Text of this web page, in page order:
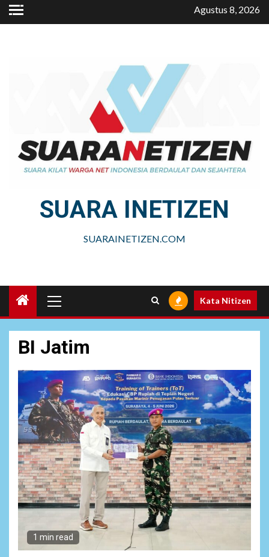
Skip
to
Agustus 8, 2026
SUARA INETIZEN
SUARAINETIZEN.COM
Menu
Kata Nitizen
BI Jatim
1 min read
NEWS
Soal Dugaan Tenaga Ahli
Fiktif, KPK Diminta